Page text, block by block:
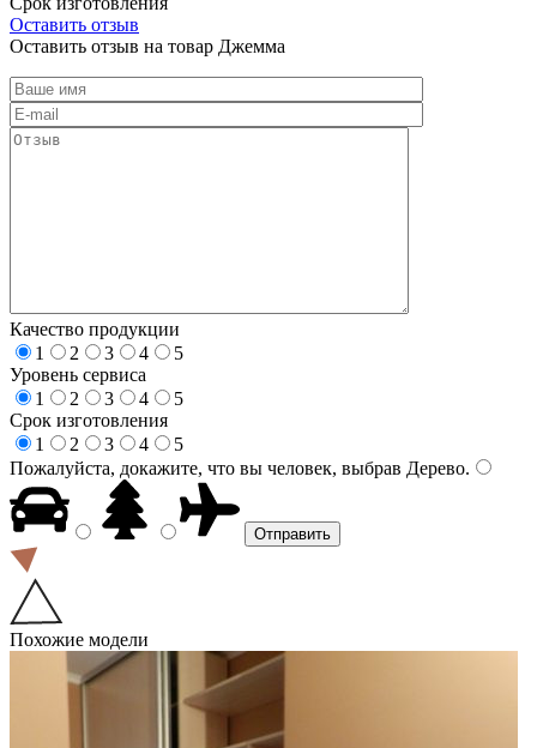
Оставить отзыв
Оставить отзыв на товар Джемма
Качество продукции
1
2 3 4
5
Уровень сервиса
1
2 3 4
5
Срок изготовления
1
2 3 4
5
Пожалуйста, докажите, что вы человек, выбрав Дерево.
Похожие модели